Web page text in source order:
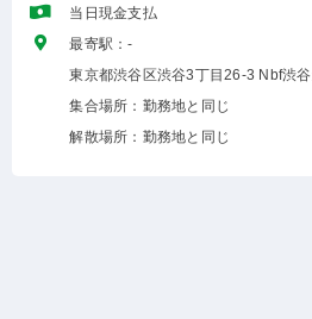
当日現金支払
最寄駅：-
東京都渋谷区渋谷3丁目26-3 Nbf渋
集合場所：勤務地と同じ
解散場所：勤務地と同じ